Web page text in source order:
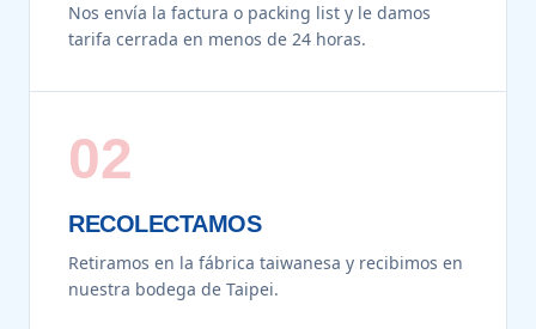
Nos envía la factura o packing list y le damos
tarifa cerrada en menos de 24 horas.
02
RECOLECTAMOS
Retiramos en la fábrica taiwanesa y recibimos en
nuestra bodega de Taipei.